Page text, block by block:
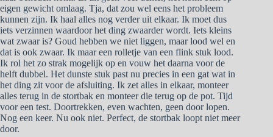
eigen gewicht omlaag. Tja, dat zou wel eens het probleem
kunnen zijn. Ik haal alles nog verder uit elkaar. Ik moet dus
iets verzinnen waardoor het ding zwaarder wordt. Iets kleins
wat zwaar is? Goud hebben we niet liggen, maar lood wel en
dat is ook zwaar. Ik maar een rolletje van een flink stuk lood.
Ik rol het zo strak mogelijk op en vouw het daarna voor de
helft dubbel. Het dunste stuk past nu precies in een gat wat in
het ding zit voor de afsluiting. Ik zet alles in elkaar, monteer
alles terug in de stortbak en monteer die terug op de pot. Tijd
voor een test. Doortrekken, even wachten, geen door lopen.
Nog een keer. Nu ook niet. Perfect, de stortbak loopt niet meer
door.